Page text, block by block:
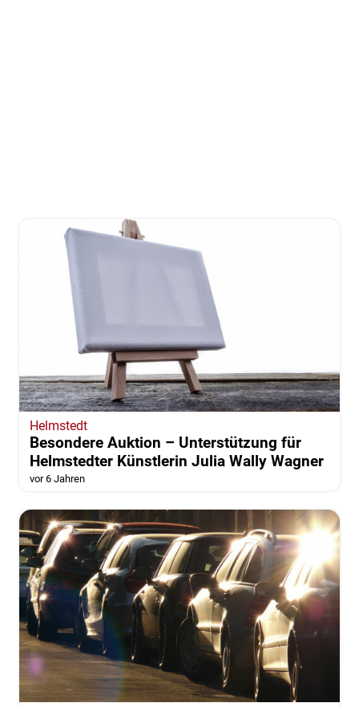
Helmstedt
Besondere Auktion – Unterstützung für
Helmstedter Künstlerin Julia Wally Wagner
vor 6 Jahren